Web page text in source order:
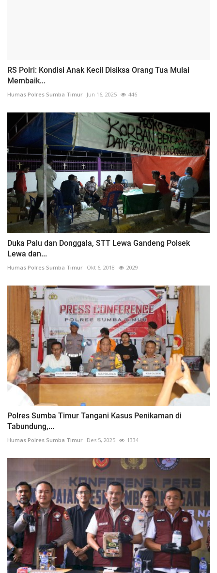
RS Polri: Kondisi Anak Kecil Disiksa Orang Tua Mulai
Membaik...
Humas Polres Sumba Timur Jun 16, 2025 446
Duka Palu dan Donggala, STT Lewa Gandeng Polsek
Lewa dan...
Humas Polres Sumba Timur Okt 6, 2018 2029
Polres Sumba Timur Tangani Kasus Penikaman di
Tabundung,...
Humas Polres Sumba Timur Des 5, 2025 1334